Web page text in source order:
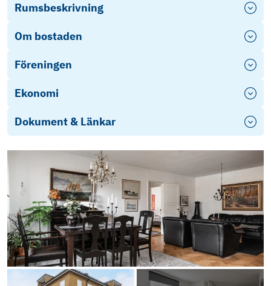
Rumsbeskrivning
Om bostaden
Föreningen
Ekonomi
Dokument & Länkar
BRF Tor 5 - Årsredovisning 2025
Objektsbeskrivning